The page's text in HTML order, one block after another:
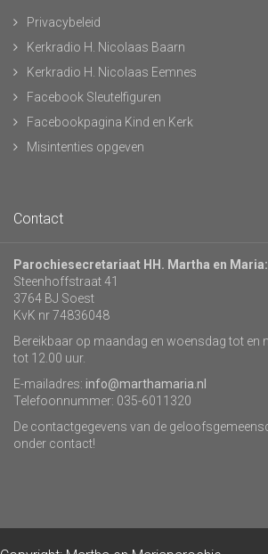
Privacybeleid
Kerkradio H. Nicolaas Baarn
Kerkradio H. Nicolaas Eemnes
Facebook Sleutelfiguren
Facebookpagina Kind en Kerk
Misintenties opgeven
Contact
Parochiesecretariaat HH. Martha en Maria:
Steenhoffstraat 41
3764 BJ Soest
KvK nr 74836048
Bereikbaar op maandag en woensdag tot en
tot 12.00 uur.
E-mailadres: info@marthamaria.nl
Telefoonnummer: 035-6011320
De contactgegevens van de
onder contact!